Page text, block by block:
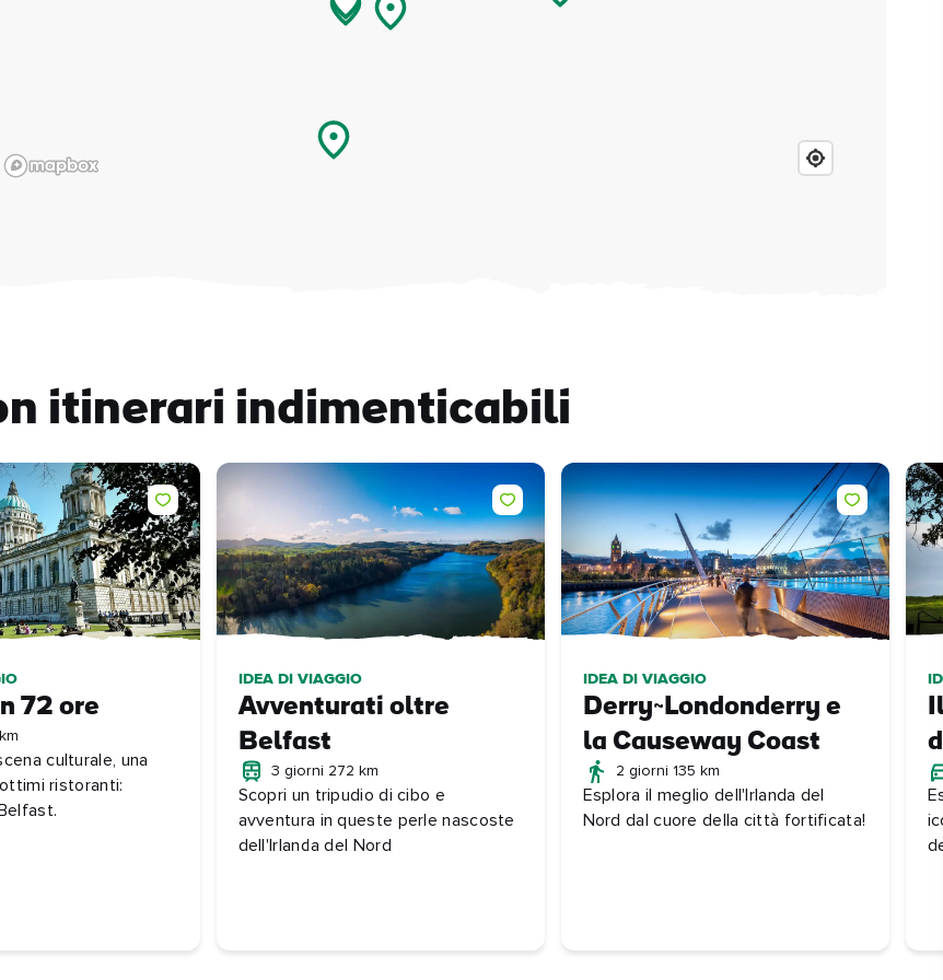
itinerari indimenticabili
72 ore
culturale, una
ristoranti:
IDEA DI VIAGGIO
Avventurati oltre
Belfast
3 giorni 272 km
Scopri un tripudio di cibo e
avventura in queste perle nascoste
dell'Irlanda del Nord
IDEA DI VIAGGIO
Derry~Londonderry e
la Causeway Coast
2 giorni 135 km
Esplora il meglio dell'Irlanda del
Nord dal cuore della città fortificata!